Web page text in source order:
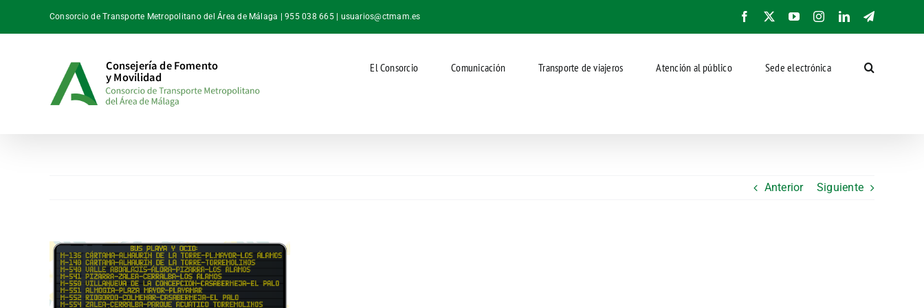
Consorcio de Transporte Metropolitano del Área de Málaga | 955 038 665 | usuarios@ctmam.es Facebook YouTubeInstagramLinkedInTelegram
El Consorcio Comunicación Transporte de viajeros Atención al público Sede electrónica
Anterior Siguiente
Ver
imagen
más